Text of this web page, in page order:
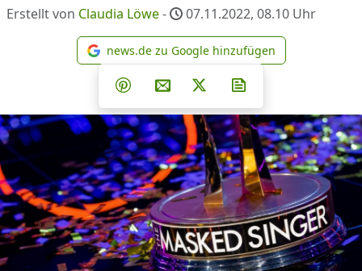
Erstellt von Claudia Löwe- 07.11.2022, 08.10 Uhr
news.de zu Google
news.de zu Google hinzufügen
Teilen auf Facebook
Teilen auf Whatsapp
Teilen auf Telegram
Teilen auf Pinterest
Per E-Mail teilen
Post auf X